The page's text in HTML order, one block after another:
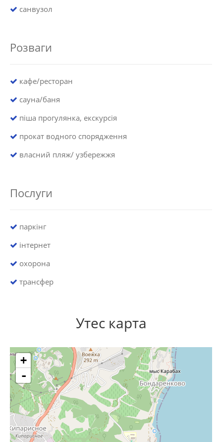
санвузол
Розваги
кафе/ресторан
сауна/баня
піша прогулянка, екскурсія
прокат водного спорядження
власний пляж/ узбережжя
Послуги
паркінг
інтернет
охорона
трансфер
Утес карта
+
-